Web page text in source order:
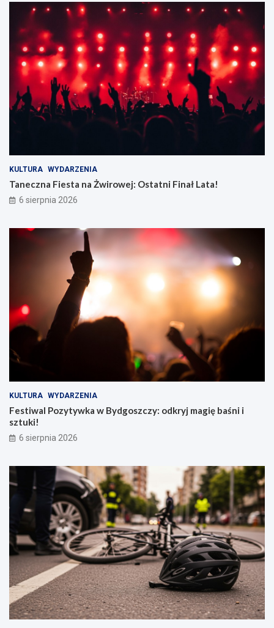
KULTURA WYDARZENIA
Taneczna Fiesta na Żwirowej: Ostatni Finał Lata!
6 sierpnia 2026
KULTURA WYDARZENIA
Festiwal Pozytywka w Bydgoszczy: odkryj magię baśni i
sztuki!
6 sierpnia 2026